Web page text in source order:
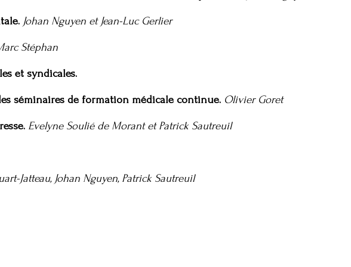
Johan Nguyen et Jean-Luc Gerlier
Stéphan
et syndicales.
séminaires de formation médicale continue. Olivier Goret
Evelyne Soulié de Morant et Patrick Sautreuil
Jatteau, Johan Nguyen, Patrick Sautreuil
Moxibustion 2(1-2)